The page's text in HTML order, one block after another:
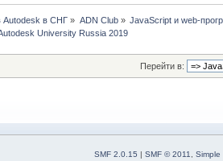
Autodesk в СНГ » ADN Club» JavaScript и web-
University Russia 2019
Перейти в:
SMF 2.0.15 | SMF © 2011
Simple